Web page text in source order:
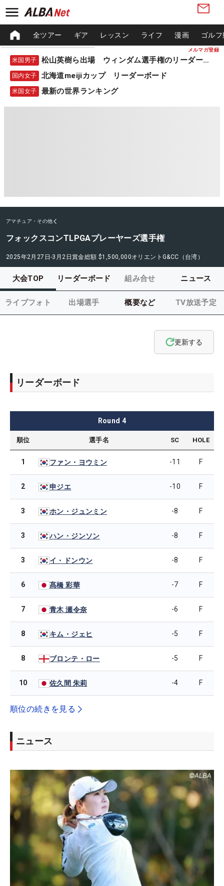
メルマガ登録
全ツアー ギア レッスン ライフ 漫画 ゴル
米国男子 松山英樹ら出場 ウィンダム選手権のリーダーボード
国内女子 北海道meijiカップ リーダーボード
米国女子 最新の世界ランキング
アマチュア・その他
フォックスコンTLPGAプレーヤーズ選手権
2025年2月27日-3月2日賞金総額 $1,500,000オリエントG&CC（台湾）
大会TOP リーダーボード 組み合せ ニュース
ライブフォト 出場選手 概要など TV放送予定
更新する
リーダーボード
Round 4
順位 選手名 SC HOLE
1 ファン・ヨウミン -11 F
2 申ジエ -10 F
3 ホン・ジュンミン -8 F
3 ハン・ジンソン -8 F
3 イ・ドンウン -8 F
6 髙橋 彩華 -7 F
7 青木 瀬令奈 -6 F
8 キム・ジェヒ -5 F
8 ブロンテ・ロー -5 F
10 佐久間 朱莉 -4 F
順位の続きを見る
ニュース